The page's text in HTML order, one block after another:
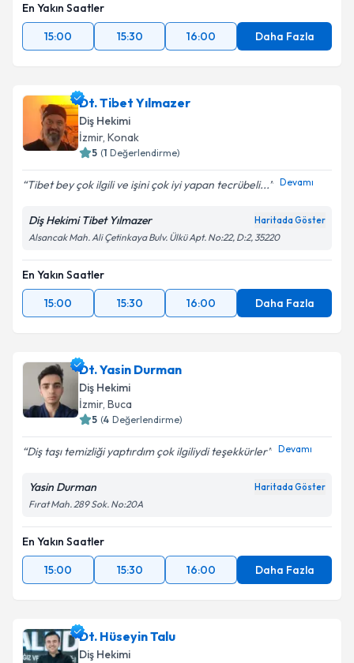
En Yakın Saatler
15:00
15:30 16:00 Daha Fazla
Dt. Tibet Yılmazer
Diş Hekimi
İzmir, Konak
5 (1 Değerlendirme)
Tibet bey çok ilgili ve işini çok iyi yapan tecrübeli... Devamı
Diş Hekimi Tibet Yılmazer Haritada Göster
Alsancak Mah. Ali Çetinkaya Bulv. Ülkü Apt. No:22, D:2, 35220
En Yakın Saatler
15:00
15:30 16:00 Daha Fazla
Dt. Yasin Durman
Diş Hekimi
İzmir, Buca
5 (4 Değerlendirme)
Diş taşı temizliği yaptırdım çok ilgiliydi teşekkürler Devamı
Yasin Durman Haritada Göster
Fırat Mah. 289 Sok. No:20A
En Yakın Saatler
15:00
15:30 16:00 Daha Fazla
Dt. Hüseyin Talu
Diş Hekimi